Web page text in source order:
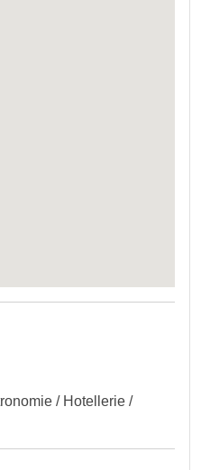
/ Hotellerie /